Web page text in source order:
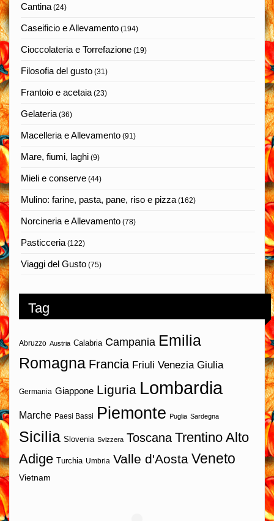
Cantina(24)
Caseificio e Allevamento (194)
Cioccolateria e Torrefazione (19)
Filosofia del gusto (31)
Frantoio e acetaia(23)
Gelateria(36)
Macelleria e Allevamento (91)
Mare, fiumi, laghi (9)
Mieli e conserve (44)
Mulino: farine, pasta, pane, riso e pizza(162)
Norcineria e Allevamento (78)
Pasticceria(122)
Viaggi del Gusto (75)
Tag
Abruzzo Austria Calabria Campania Emilia
Romagna Francia Friuli Venezia Giulia
Germania Giappone Liguria Lombardia
Marche Paesi Bassi Piemonte Puglia Sardegna
Sicilia Slovenia Svizzera Toscana Trentino Alto
Adige Turchia Umbria Valle d'Aosta Veneto
Vietnam